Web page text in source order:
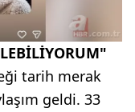
tarih merak
geldi. 33